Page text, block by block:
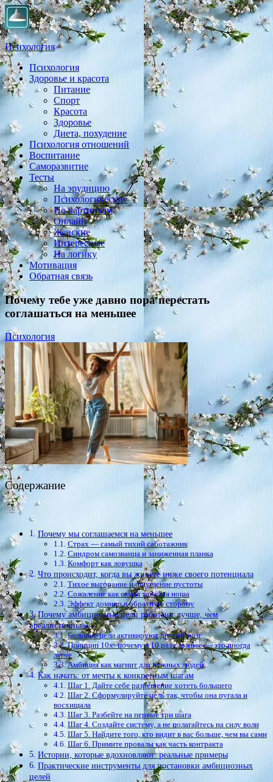
Психология
Практическая психология, личностный рост, экология,
здоровье, воспитание,
Психология
Здоровье и красота
Питание
Спорт
Красота
Здоровье
Диета, похудение
Психология отношений
Воспитание
Саморазвитие
Тесты
На эрудицию
Психологические
По картинкам
Онлайн
Женские
Интересные
На логику
Мотивация
Обратная связь
Почему тебе уже давно пора перестать
соглашаться на меньшее
Психология
Содержание
Почему мы соглашаемся на меньшее
Страх — самый тихий саботажник
Синдром самозванца и заниженная планка
Комфорт как ловушка
Что происходит, когда вы живёте ниже своего потенциала
Тихое выгорание и ощущение пустоты
Сожаление как самая тяжёлая ноша
Эффект домино в обратную сторону
Почему амбициозные цели работают лучше, чем
«реалистичные»
Большие цели активируют другой мозг
Принцип 10x: почему в 10 раз сложнее — это иногда
легче
Амбиция как магнит для нужных людей
Как начать: от мечты к конкретным шагам
Шаг 1. Дайте себе разрешение хотеть большего
Шаг 2. Сформулируйте цель так, чтобы она пугала и
восхищала
Шаг 3. Разбейте на первые три шага
Шаг 4. Создайте систему, а не полагайтесь на силу воли
Шаг 5. Найдите того, кто видит в вас больше, чем вы сами
Шаг 6. Примите провалы как часть контракта
Истории, которые вдохновляют: реальные примеры
Практические инструменты для постановки амбициозных
целей